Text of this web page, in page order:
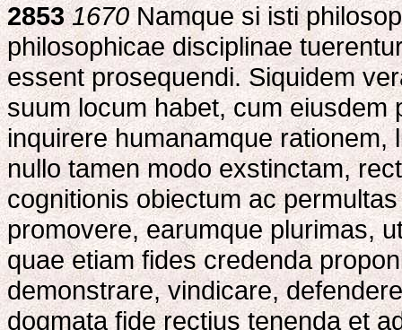
2853 1670Namque si isti
philosophicae disciplinae
essent prosequendi. Siquidem
suum locum habet, cum eiusdem
inquirere humanamque
nullo tamen modo exstinctam,
cognitionis obiectum ac
promovere, earumque plurimas,
quae etiam fides credenda
demonstrare, vindicare,
dogmata fide rectius tenenda et